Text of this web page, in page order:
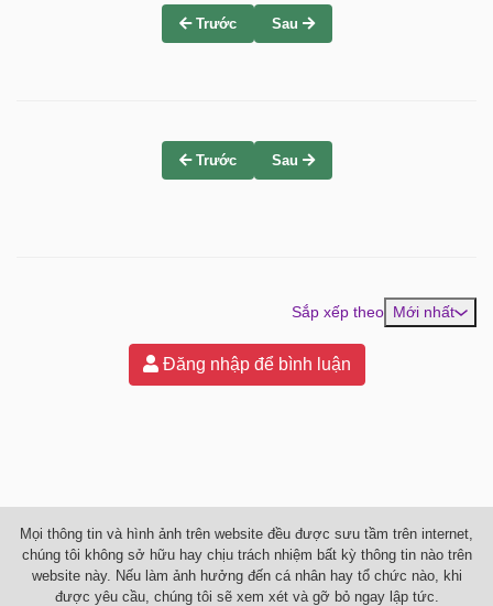
Trước Sau
Trước Sau
Sắp xếp theo Mới nhất
Đăng nhập để bình luận
Mọi thông tin và hình ảnh trên website đều được sưu tầm trên internet,
chúng tôi không sở hữu hay chịu trách nhiệm bất kỳ thông tin nào trên
website này. Nếu làm ảnh hưởng đến cá nhân hay tổ chức nào, khi
được yêu cầu, chúng tôi sẽ xem xét và gỡ bỏ ngay lập tức.